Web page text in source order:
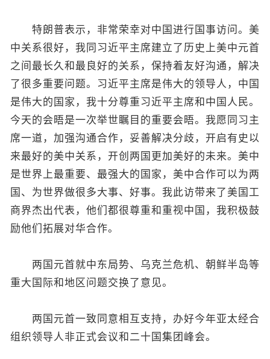
特朗普表示，非常荣幸对中国进行国事访问。美
中关系很好，我同习近平主席建立了历史上美中元首
之间最长久和最良好的关系，保持着友好沟通，解决
了很多重要问题。习近平主席是伟大的领导人，中国
是伟大的国家，我十分尊重习近平主席和中国人民。
今天的会晤是一次举世瞩目的重要会晤。我愿同习主
席一道，加强沟通合作，妥善解决分歧，开启有史以
来最好的美中关系，开创两国更加美好的未来。美中
是世界上最重要、最强大的国家，美中合作可以为两
国、为世界做很多大事、好事。我此访带来了美国工
商界杰出代表，他们都很尊重和重视中国，我积极鼓
励他们拓展对华合作。
两国元首就中东局势、乌克兰危机、朝鲜半岛等
重大国际和地区问题交换了意见。
两国元首一致同意相互支持，办好今年亚太经合
组织领导人非正式会议和二十国集团峰会。